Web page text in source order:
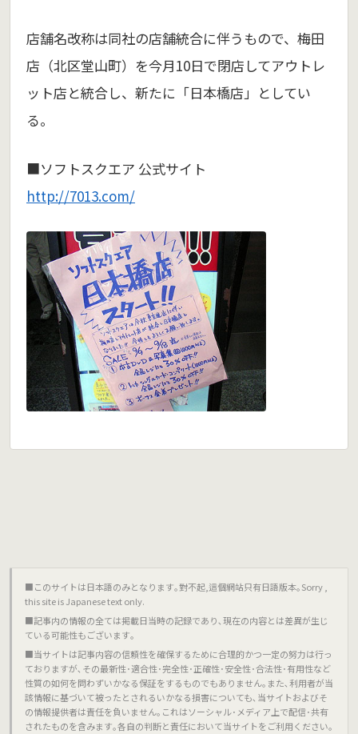
店舗名改称は同社の店舗統合に伴うもので、梅田
店（北区堂山町）を今月10日で閉店してアウトレ
ット店と統合し、新たに「日本橋店」としてい
る。
■ソフトスクエア 公式サイト
http://7013.com/
■このサイトは日本語のみとなります｡對不起,這個網站只有日語版本｡Sorry ,
this site is Japanese text only.
■記事内の情報の全ては掲載日当時の記録であり､現在の内容とは差異が生じ
ている可能性もございます｡
■当サイトは記事内容の信頼性を確保するために合理的かつ一定の努力は行っ
ておりますが､その最新性･適合性･完全性･正確性･安全性･合法性･有用性など
性質の如何を問わずいかなる保証をするものでもありません｡また､利用者が当
該情報に基づいて被ったとされるいかなる損害についても､当サイトおよびそ
の情報提供者は責任を負いません｡これはソーシャル･メディア上で配信･共有
されたものを含みます｡各自の判断と責任において当サイトをご利用ください｡